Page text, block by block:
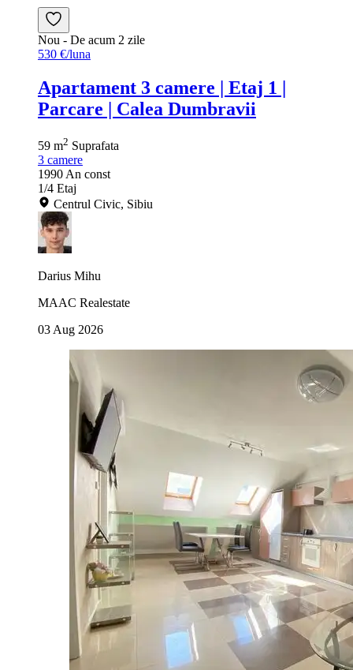
Nou - De acum 2 zile
530 €/luna
Apartament 3 camere | Etaj 1 |
Parcare | Calea Dumbravii
59 m2 Suprafata
3 camere
1990 An const
1/4 Etaj
Centrul Civic, Sibiu
Darius Mihu
MAAC Realestate
03 Aug 2026